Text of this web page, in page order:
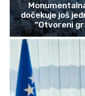
dočekuje još
“Otvoreni